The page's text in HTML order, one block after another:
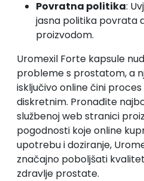
Povratna politika:
jasna politika povrata
proizvodom.
Uromexil Forte kapsule
probleme s prostatom, a
isključivo online čini
diskretnim. Pronađite
službenoj web stranici
pogodnosti koje online
upotrebu i doziranje,
značajno poboljšati
zdravlje prostate.